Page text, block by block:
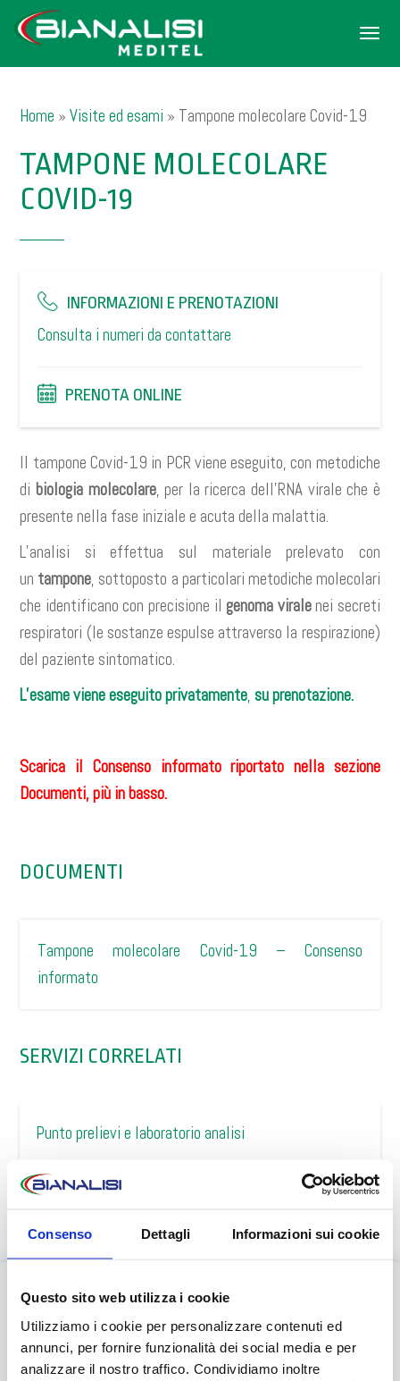
Consenso Dettagli Informazioni sui cookie
Questo sito web utilizza i cookie
Utilizziamo i cookie per personalizzare contenuti ed
annunci, per fornire funzionalità dei social media e per
analizzare il nostro traffico. Condividiamo inoltre
Menu
Home »Visite ed esami » Tampone molecolare Covid-19
TAMPONE MOLECOLARE
COVID-19
INFORMAZIONI E PRENOTAZIONI
Consulta i numeri da contattare
PRENOTA ONLINE
Il tampone Covid-19 in PCR viene eseguito, con metodiche
di biologia molecolare, per la ricerca dell’RNA virale che è
presente nella fase iniziale e acuta della malattia.
L’analisi si effettua sul materiale prelevato con
un tampone, sottoposto a particolari metodiche molecolari
che identificano con precisione il genoma viralenei secreti
respiratori (le sostanze espulse attraverso la respirazione)
del paziente sintomatico.
L’esame viene eseguitoprivatamente,su prenotazione.
Scarica il Consenso informato riportato nella sezione
Documenti, più in basso.
DOCUMENTI
Tampone molecolare Covid-19 – Consenso
informato
SERVIZI CORRELATI
Punto prelievi e laboratorio analisi
Bianalisi MeditelAVVISO AI PAZIENTI
Durante il mese di agosto alcuni Centri potrebbero osservare
orari ridotti o periodi di chiusura.